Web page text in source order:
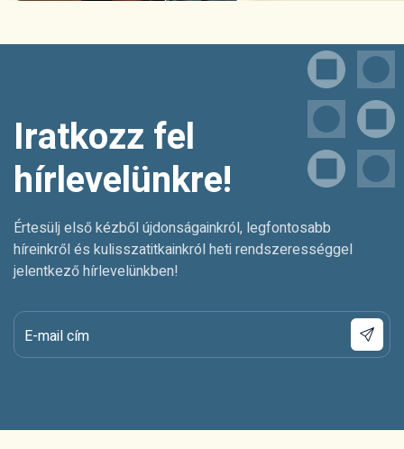
Iratkozz fel
hírlevelünkre!
Értesülj első kézből újdonságainkról, legfontosabb
híreinkről és kulisszatitkainkról heti rendszerességgel
jelentkező hírlevelünkben!
E-mail cím